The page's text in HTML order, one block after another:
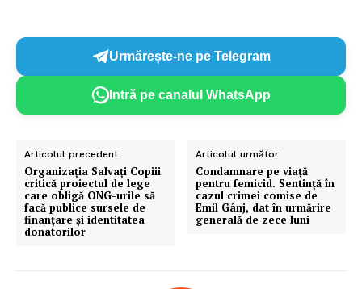
Urmărește-ne pe Telegram
Intră pe canalul WhatsApp
Articolul precedent
Organizația Salvați Copiii
critică proiectul de lege
care obligă ONG-urile să
facă publice sursele de
finanțare și identitatea
donatorilor
Articolul următor
Condamnare pe viață
pentru femicid. Sentință în
cazul crimei comise de
Emil Gânj, dat în urmărire
generală de zece luni